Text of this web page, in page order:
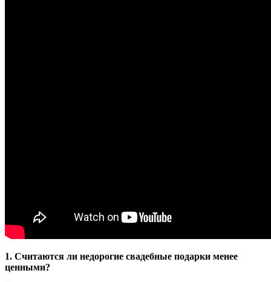
1. Считаются ли недорогие свадебные подарки менее
ценными?